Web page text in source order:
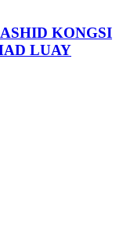
KONGSI
LUAY